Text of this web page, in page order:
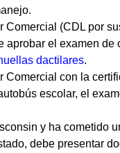
(CDL por
aprobar el examen
dactilares.
con la
escolar, el
y ha cometido
debe presentar